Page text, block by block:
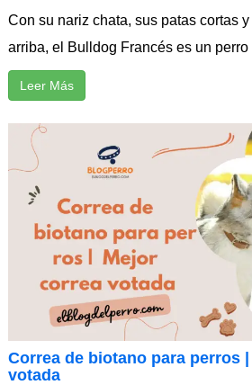
Con su nariz chata, sus patas cortas
arriba, el Bulldog Francés es un perro
Leer Más
Correa de biotano para perros
votada